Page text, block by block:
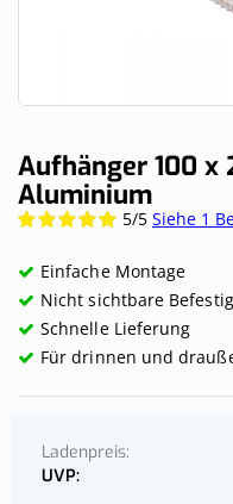
Skip
to
the
beginning
the
gallery
Aufhänger 100
Aluminium
Wertung:
5/5 Siehe 1
Einfache Montage
Nicht sichtbare
Schnelle Lieferung
Für drinnen und
Ladenpreis
UVP